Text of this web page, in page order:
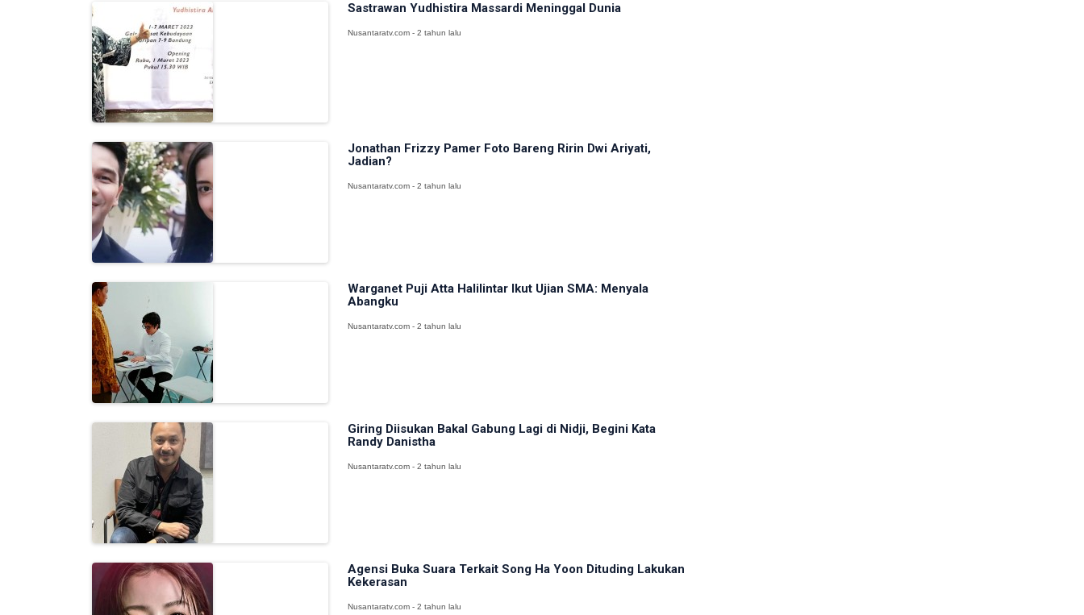
Sastrawan Yudhistira Massardi Meninggal Dunia
Nusantaratv.com - 2 tahun lalu
Jonathan Frizzy Pamer Foto Bareng Ririn Dwi Ariyati,
Jadian?
Nusantaratv.com - 2 tahun lalu
Warganet Puji Atta Halilintar Ikut Ujian SMA: Menyala
Abangku
Nusantaratv.com - 2 tahun lalu
Giring Diisukan Bakal Gabung Lagi di Nidji, Begini Kata
Randy Danistha
Nusantaratv.com - 2 tahun lalu
Agensi Buka Suara Terkait Song Ha Yoon Dituding Lakukan
Kekerasan
Nusantaratv.com - 2 tahun lalu